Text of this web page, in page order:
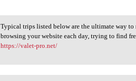
Typical trips listed below
Typical trips listed below are the ultimate way
browsing your website each day, trying to find
https://valet-pro.net/